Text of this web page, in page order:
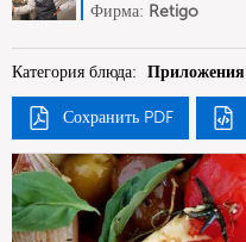
Фирма: Retigo
Категория блюда: Приложения
Сохранить PDF